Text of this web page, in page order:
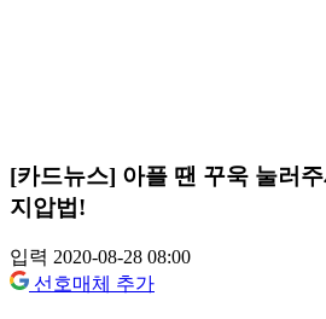
[카드뉴스] 아플 땐 꾸욱 눌러
지압법!
입력 2020-08-28 08:00
선호매체 추가